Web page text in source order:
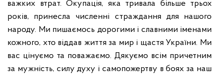
важких втрат. Окупація, яка тривала більше трьох
років, принесла численні страждання для нашого
народу. Ми пишаємось дорогими і славними іменами
кожного, хто віддав життя за мир і щастя України. Ми
вас цінуємо та поважаємо. Дякуємо всім причетним
за мужність, силу духу і самопожертву в боях за наш